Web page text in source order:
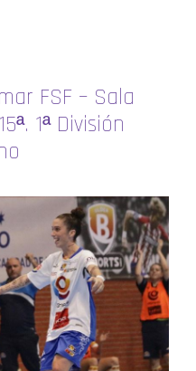
FSF – Sala
1ª División